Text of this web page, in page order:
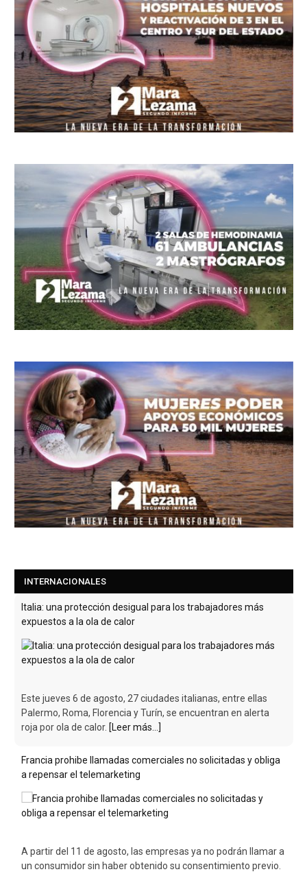
INTERNACIONALES
Italia: una protección desigual para los trabajadores más
expuestos a la ola de calor
Este jueves 6 de agosto, 27 ciudades italianas, entre ellas
Palermo, Roma, Florencia y Turín, se encuentran en alerta
roja por ola de calor. [Leer más...]
Francia prohibe llamadas comerciales no solicitadas y obliga
a repensar el telemarketing
A partir del 11 de agosto, las empresas ya no podrán llamar a
un consumidor sin haber obtenido su consentimiento previo.